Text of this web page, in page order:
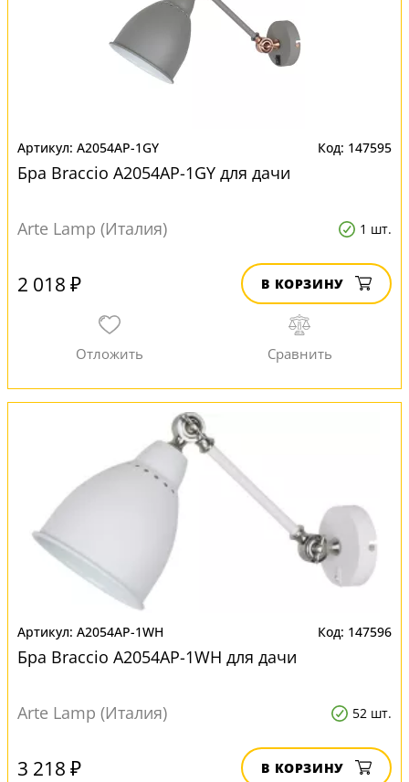
A2054AP-1GY 147595
Бра Braccio A2054AP-1GY для дачи
Arte Lamp (Италия) 1 шт.
2 018 ₽ В КОРЗИНУ
A2054AP-1WH 147596
Бра Braccio A2054AP-1WH для дачи
Arte Lamp (Италия) 52 шт.
3 218 ₽ В КОРЗИНУ